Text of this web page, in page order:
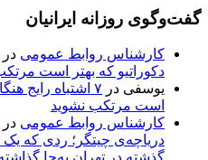
گفت‌وگوی روزانه ایرانیان
کارشناس روابط عمومی در
دکوراتیو که بهتر است
یوسفی در
۷ اشتباه رایج
است مرتکب نشوید
کارشناس روابط عمومی در
دریاچه‌ی چیتگر؛ ردی که